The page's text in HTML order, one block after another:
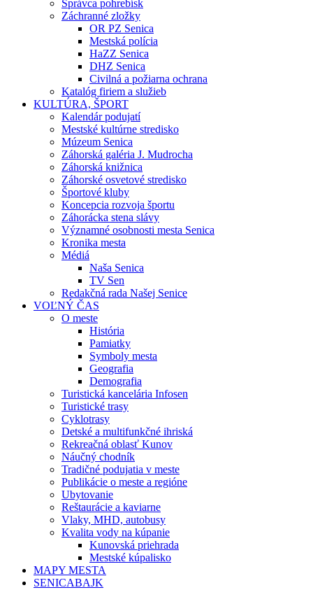
Správca pohrebísk
Záchranné zložky
OR PZ Senica
Mestská polícia
HaZZ Senica
DHZ Senica
Civilná a požiarna ochrana
Katalóg firiem a služieb
KULTÚRA, ŠPORT
Kalendár podujatí
Mestské kultúrne stredisko
Múzeum Senica
Záhorská galéria J. Mudrocha
Záhorská knižnica
Záhorské osvetové stredisko
Športové kluby
Koncepcia rozvoja športu
Záhorácka stena slávy
Významné osobnosti mesta Senica
Kronika mesta
Médiá
Naša Senica
TV Sen
Redakčná rada Našej Senice
VOĽNÝ ČAS
O meste
História
Pamiatky
Symboly mesta
Geografia
Demografia
Turistická kancelária Infosen
Turistické trasy
Cyklotrasy
Detské a multifunkčné ihriská
Rekreačná oblasť Kunov
Náučný chodník
Tradičné podujatia v meste
Publikácie o meste a regióne
Ubytovanie
Reštaurácie a kaviarne
Vlaky, MHD, autobusy
Kvalita vody na kúpanie
Kunovská priehrada
Mestské kúpalisko
MAPY MESTA
SENICABAJK